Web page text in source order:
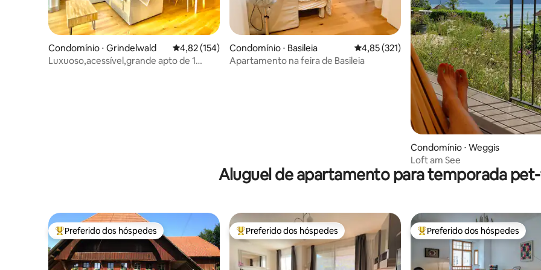
Condomínio ⋅ Grindelwald 4,82 de uma avaliação média de 5, 154 avaliações
4,82 (154)
Luxuoso,acessível,grande apto de 1
Condomínio ⋅ Basileia 4,85 de uma avaliação média de 5, 321
4,85 (321)
Apartamento na feira de Basileia
Condomínio ⋅ Weggis
Loft am See
Aluguel de apartamento para temporada
Entre os melhores preferidos dos hóspedes
Preferido dos hóspedes Entre os melhores preferidos dos hóspedes
Preferido dos hóspedes Entre os melhores preferidos
Preferido dos hóspedes